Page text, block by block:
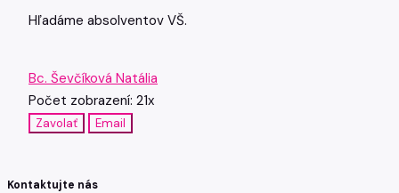
Hľadáme absolventov VŠ.
Bc. Ševčíková Natália
Počet zobrazení: 21x
Zavolať Email
Kontaktujte nás